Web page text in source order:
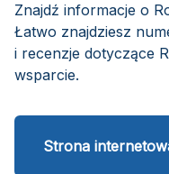
Znajdź informacje o
Łatwo znajdziesz
i recenzje dotyczące
wsparcie.
Strona